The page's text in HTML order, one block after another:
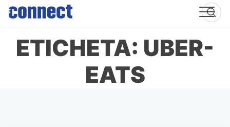
Skip
content
ETICHETA: UBER-
EATS